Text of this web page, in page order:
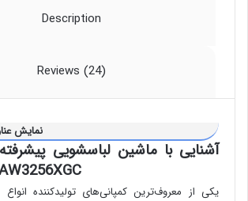
Description
Reviews (24)
نمایش
آشنایی با ماشین لباسشویی
یکی از معروف‌ترین کمپانی‌های تولیدکننده